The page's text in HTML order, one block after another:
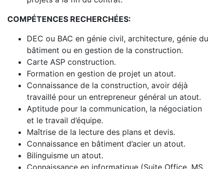
COMPÉTENCES RECHERCHÉES:
DEC ou BAC en génie civil, architecture, génie du
bâtiment ou en gestion de la construction.
Carte ASP construction.
Formation en gestion de projet un atout.
Connaissance de la construction, avoir déjà
travaillé pour un entrepreneur général un atout.
Aptitude pour la communication, la négociation
et le travail d’équipe.
Maîtrise de la lecture des plans et devis.
Connaissance en bâtiment d’acier un atout.
Bilinguisme un atout.
Connaissance en informatique (Suite Office, MS